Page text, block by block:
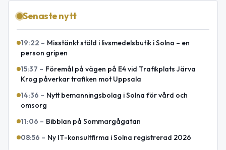
Senaste nytt
19:22 – Misstänkt stöld i livsmedelsbutik i Solna – en
person gripen
15:37 – Föremål på vägen på E4 vid Trafikplats Järva
Krog påverkar trafiken mot Uppsala
14:36 – Nytt bemanningsbolag i Solna för vård och
omsorg
11:06 – Bibblan på Sommargågatan
08:56 – Ny IT-konsultfirma i Solna registrerad 2026